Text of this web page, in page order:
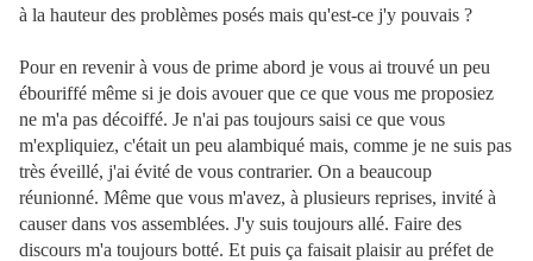
à la hauteur des problèmes posés mais qu'est-ce j'y pouvais ?
Pour en revenir à vous de prime abord je vous ai trouvé un peu
ébouriffé même si je dois avouer que ce que vous me proposiez
ne m'a pas décoiffé. Je n'ai pas toujours saisi ce que vous
m'expliquiez, c'était un peu alambiqué mais, comme je ne suis pas
très éveillé, j'ai évité de vous contrarier. On a beaucoup
réunionné. Même que vous m'avez, à plusieurs reprises, invité à
causer dans vos assemblées. J'y suis toujours allé. Faire des
discours m'a toujours botté. Et puis ça faisait plaisir au préfet de